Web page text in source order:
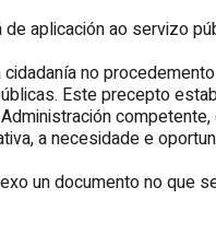
aplicación ao servizo
cidadanía no
Este precepto
a necesidade e
un documento no que